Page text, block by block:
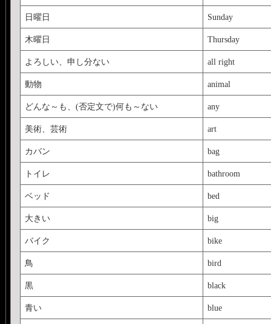
中学必修単語 100 (
れている単語は除い
先月テストがあった
した(http://
日曜日 Sunday
木曜日 Thursday
よろしい、申し分ない all right
動物 animal
どんな～も、(否定文で)何も～ない any
美術、芸術 art
カバン bag
トイレ bathroom
ベッド bed
大きい big
バイク bike
鳥 bird
黒 black
青い blue